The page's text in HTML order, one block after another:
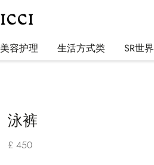
美容护理 生活方式类 SR世界
泳裤
£ 450